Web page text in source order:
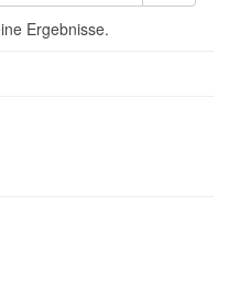
Ergebnisse.